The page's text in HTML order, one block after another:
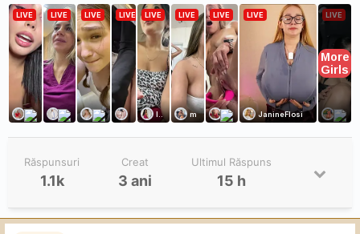
Răspunsuri
1.1k
Creat
3 ani
Ultimul Răspuns
15 h